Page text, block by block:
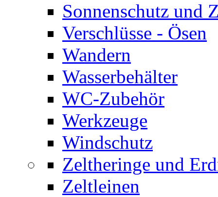
Sonnenschutz und
Verschlüsse - Ösen
Wandern
Wasserbehälter
WC-Zubehör
Werkzeuge
Windschutz
Zeltheringe und
Zeltleinen